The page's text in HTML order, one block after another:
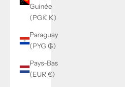
Guinée
(PGK K)
Paraguay
(PYG ₲)
Pays-Bas
(EUR €)